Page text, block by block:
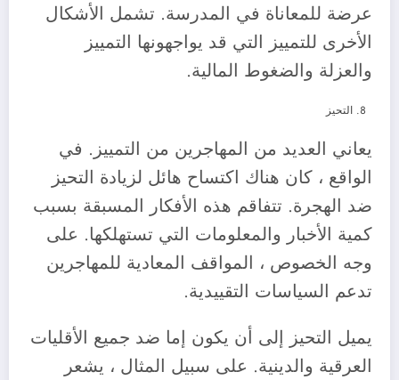
عرضة للمعاناة في المدرسة. تشمل الأشكال
الأخرى للتمييز التي قد يواجهونها التمييز
والعزلة والضغوط المالية.
التحيز
يعاني العديد من المهاجرين من التمييز. في
الواقع ، كان هناك اكتساح هائل لزيادة التحيز
ضد الهجرة. تتفاقم هذه الأفكار المسبقة بسبب
كمية الأخبار والمعلومات التي تستهلكها. على
وجه الخصوص ، المواقف المعادية للمهاجرين
تدعم السياسات التقييدية.
يميل التحيز إلى أن يكون إما ضد جميع الأقليات
العرقية والدينية. على سبيل المثال ، يشعر